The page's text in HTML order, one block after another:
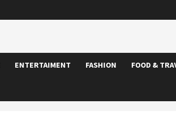
ENTERTAIMENT FASHION FOOD &